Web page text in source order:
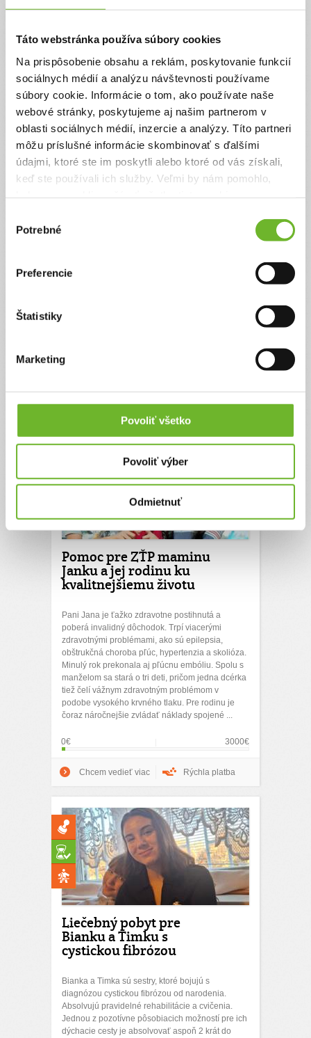
Táto webstránka používa súbory cookies
Na prispôsobenie obsahu a reklám, poskytovanie funkcií
sociálnych médií a analýzu návštevnosti používame
súbory cookie. Informácie o tom, ako používate naše
webové stránky, poskytujeme aj našim partnerom v
oblasti sociálnych médií, inzercie a analýzy. Títo partneri
môžu príslušné informácie skombinovať s ďalšími
údajmi, ktoré ste im poskytli alebo ktoré od vás získali,
keď ste používali ich služby. Veľmi by nám pomohlo,
súhlasu
Potrebné
Preferencie
Štatistiky
Marketing
Povoliť všetko
Povoliť výber
Odmietnuť
minerálna voda veľmi pomáha preliečiť ...
0€
Chcem vedieť viac Rýchla platba
diagnózou detský autizmus. Žije so synčekom
Chcem vedieť viac Rýchla platba
Pomoc pre ZŤP maminu
Janku a jej rodinu ku
kvalitnejšiemu životu
Pani Jana je ťažko zdravotne postihnutá a
poberá invalidný dôchodok. Trpí viacerými
zdravotnými problémami, ako sú epilepsia,
obštrukčná choroba pľúc, hypertenzia a skolióza.
Minulý rok prekonala aj pľúcnu embóliu. Spolu s
manželom sa stará o tri deti, pričom jedna dcérka
tiež čelí vážnym zdravotným problémom v
podobe vysokého krvného tlaku. Pre rodinu je
čoraz náročnejšie zvládať náklady spojené ...
0€ 3000€
Chcem vedieť viac Rýchla platba
Liečebný pobyt pre
Bianku a Timku s
cystickou fibrózou
Bianka a Timka sú sestry, ktoré bojujú s
diagnózou cystickou fibrózou od narodenia.
Absolvujú pravidelné rehabilitácie a cvičenia.
Jednou z pozotívne pôsobiacich možností pre ich
dýchacie cesty je absolvovať aspoň 2 krát do